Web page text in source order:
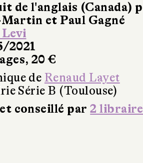
de l'anglais (Canada)
et Paul Gagné
2021
20 €
de Renaud Layet
Série B (Toulouse)
conseillé par2